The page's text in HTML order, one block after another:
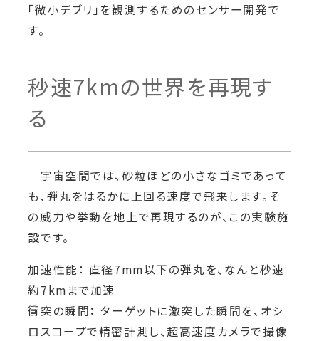
「微小デブリ」を観測するためのセンサー開発で
す。
秒速7kmの世界を再現す
る
宇宙空間では、砂粒ほどの小さなゴミであって
も、弾丸をはるかに上回る速度で飛来します。そ
の威力や挙動を地上で再現するのが、この実験施
設です。
加速性能： 直径7mm以下の弾丸を、なんと秒速
約7kmまで加速
衝突の瞬間： ターゲットに激突した瞬間を、オシ
ロスコープで精密計測し、超高速度カメラで撮像